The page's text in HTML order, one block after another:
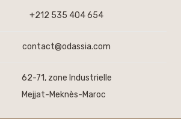
+212 535 404 654
contact@odassia.com
62-71, zone Industrielle
Mejjat-Meknès-Maroc